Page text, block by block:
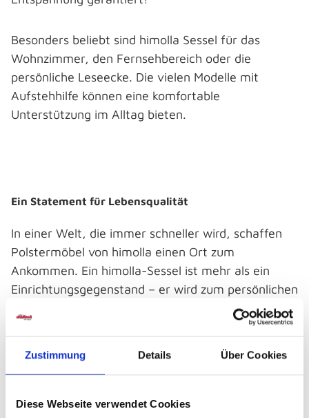
Zustimmung Details Über Cookies
Diese Webseite verwendet Cookies
Besonders beliebt sind himolla Sessel für das
Wohnzimmer, den Fernsehbereich oder die
persönliche Leseecke. Die vielen Modelle mit
Aufstehhilfe können eine komfortable
Unterstützung im Alltag bieten.
Ein Statement für Lebensqualität
In einer Welt, die immer schneller wird, schaffen
Polstermöbel von himolla einen Ort zum
Ankommen. Ein himolla-Sessel ist mehr als ein
Einrichtungsgegenstand – er wird zum persönlichen
Ruhepunkt im Alltag, zum Lieblingsplatz für
entspannte Stunden und zu einem Möbelstück, das
hochwertige Materialien, angenehme Haptik und